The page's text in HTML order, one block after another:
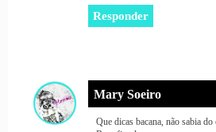
Responder
Mary Soeiro
Que dicas bacana, não sabia do